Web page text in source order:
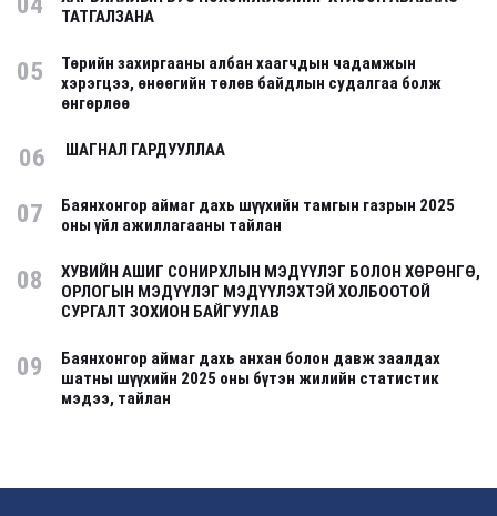
ТАТГАЛЗАНА
05
Төрийн захиргааны албан хаагчдын чадамжын
хэрэгцээ, өнөөгийн төлөв байдлын судалгаа болж
өнгөрлөө
06 ШАГНАЛ ГАРДУУЛЛАА
07
Баянхонгор аймаг дахь шүүхийн тамгын газрын 2025
оны үйл ажиллагааны тайлан
08
ХУВИЙН АШИГ СОНИРХЛЫН МЭДҮҮЛЭГ БОЛОН ХӨРӨНГӨ,
ОРЛОГЫН МЭДҮҮЛЭГ МЭДҮҮЛЭХТЭЙ ХОЛБООТОЙ
СУРГАЛТ ЗОХИОН БАЙГУУЛАВ
09
Баянхонгор аймаг дахь анхан болон давж заалдах
шатны шүүхийн 2025 оны бүтэн жилийн статистик
мэдээ, тайлан